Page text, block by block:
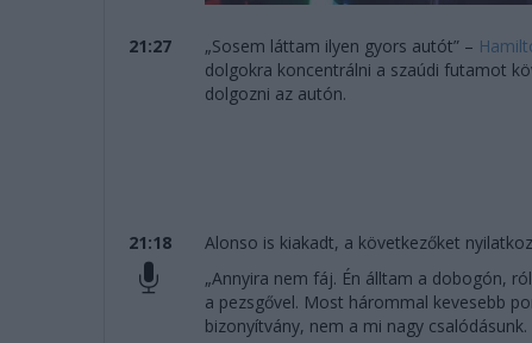
21:27 „Sosem láttam ilyen gyors autót” –
dolgokra koncentrálni a szaúdi futamot
dolgozni az autón.
21:18
Alonso is kiakadt, a következőket
„Annyira nem fáj. Én álltam a dobogón,
a pezsgővel. Most hárommal kevesebb
bizonyítvány, nem a mi nagy